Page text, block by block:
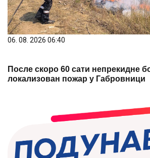
06. 08. 2026 06:40
После скоро 60 сати непрекидне
локализован пожар у Габровници